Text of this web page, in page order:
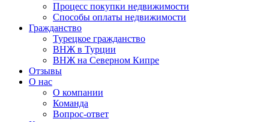
Процесс покупки недвижимости
Способы оплаты недвижимости
Гражданство
Турецкое гражданство
ВНЖ в Турции
ВНЖ на Северном Кипре
Отзывы
О нас
О компании
Команда
Вопрос-ответ